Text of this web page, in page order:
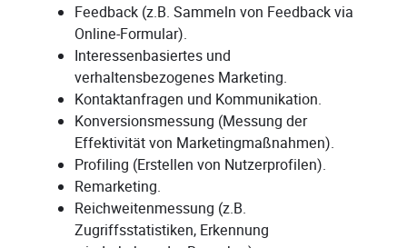
Feedback (z.B. Sammeln von Feedback via
Online-Formular).
Interessenbasiertes und
verhaltensbezogenes Marketing.
Kontaktanfragen und Kommunikation.
Konversionsmessung (Messung der
Effektivität von Marketingmaßnahmen).
Profiling (Erstellen von Nutzerprofilen).
Remarketing.
Reichweitenmessung (z.B.
Zugriffsstatistiken, Erkennung